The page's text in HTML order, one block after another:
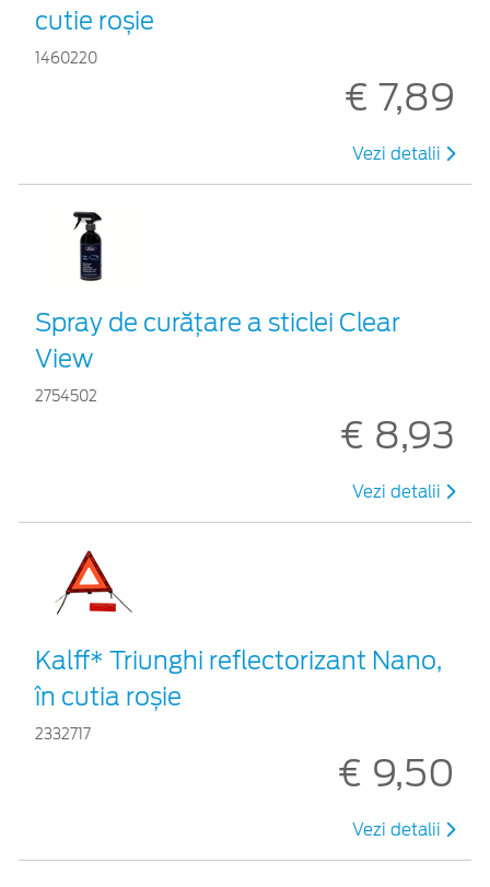
cutie roșie
1460220
€ 7,89
Vezi detalii
Spray de curățare a sticlei Clear
View
2754502
€ 8,93
Vezi detalii
Kalff* Triunghi reflectorizant Nano,
în cutia roșie
2332717
€ 9,50
Vezi detalii